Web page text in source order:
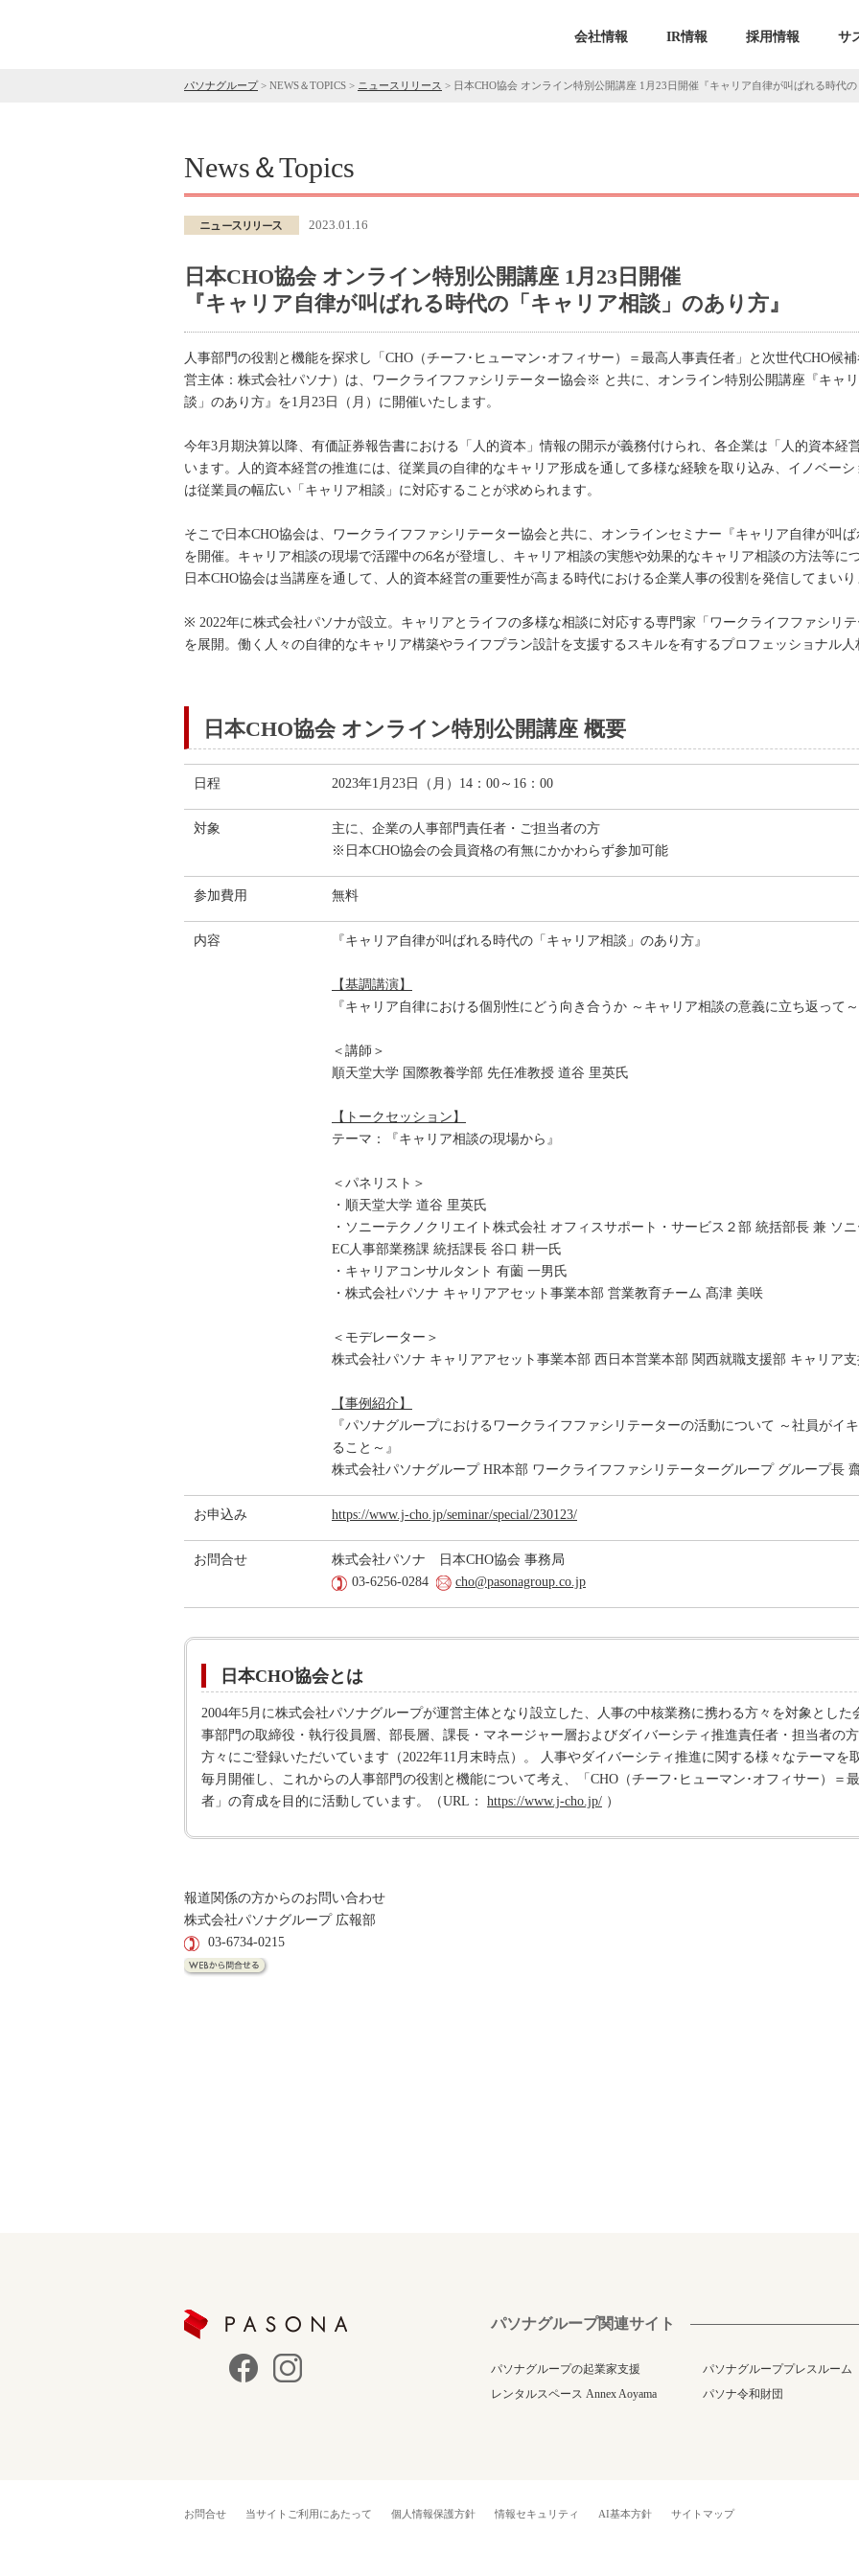
会社情報 IR情報 採用情報 サ
パソナグループ> NEWS＆TOPICS > ニュースリリース > 日本CHO協会 オンライン特別公開講座 1月23日開催『キャリア自律が叫ばれる時代の
News＆Topics
2023.01.16
日本CHO協会 オンライン特別公開講座 1月23日開催
『キャリア自律が叫ばれる時代の「キャリア相談」のあり方』
人事部門の役割と機能を探求し「CHO（チーフ･ヒューマン･オフィサー）＝最高人事責任者」と次世代CHO候
営主体：株式会社パソナ）は、ワークライフファシリテーター協会※ と共に、オンライン特別公開講座『キャ
談」のあり方』を1月23日（月）に開催いたします。
今年3月期決算以降、有価証券報告書における「人的資本」情報の開示が義務付けられ、各企業は「人的資本経
います。人的資本経営の推進には、従業員の自律的なキャリア形成を通して多様な経験を取り込み、イノベー
は従業員の幅広い「キャリア相談」に対応することが求められます。
そこで日本CHO協会は、ワークライフファシリテーター協会と共に、オンラインセミナー『キャリア自律が叫
を開催。キャリア相談の現場で活躍中の6名が登壇し、キャリア相談の実態や効果的なキャリア相談の方法等に
日本CHO協会は当講座を通して、人的資本経営の重要性が高まる時代における企業人事の役割を発信してまいり
※ 2022年に株式会社パソナが設立。キャリアとライフの多様な相談に対応する専門家「ワークライフファシリ
を展開。働く人々の自律的なキャリア構築やライフプラン設計を支援するスキルを有するプロフェッショナル人
日本CHO協会 オンライン特別公開講座 概要
日程 2023年1月23日（月）14：00～16：00
対象
主に、企業の人事部門責任者・ご担当者の方
※日本CHO協会の会員資格の有無にかかわらず参加可能
参加費用 無料
内容 『キャリア自律が叫ばれる時代の「キャリア相談」のあり方』
【基調講演】
『キャリア自律における個別性にどう向き合うか ～キャリア相談の意義に立ち返って～
＜講師＞
順天堂大学 国際教養学部 先任准教授 道谷 里英氏
【トークセッション】
テーマ：『キャリア相談の現場から』
＜パネリスト＞
・順天堂大学 道谷 里英氏
・ソニーテクノクリエイト株式会社 オフィスサポート・サービス２部 統括部長 兼 ソ
EC人事部業務課 統括課長 谷口 耕一氏
・キャリアコンサルタント 有薗 一男氏
・株式会社パソナ キャリアアセット事業本部 営業教育チーム 髙津 美咲
＜モデレーター＞
株式会社パソナ キャリアアセット事業本部 西日本営業本部 関西就職支援部 キャリア
【事例紹介】
『パソナグループにおけるワークライフファシリテーターの活動について ～社員がイ
ること～』
株式会社パソナグループ HR本部 ワークライフファシリテーターグループ グループ長
お申込み https://www.j-cho.jp/seminar/special/230123/
お問合せ
株式会社パソナ 日本CHO協会 事務局
03-6256-0284
cho@pasonagroup.co.jp
日本CHO協会とは
2004年5月に株式会社パソナグループが運営主体となり設立した、人事の中核業務に携わる方々を対象とし
事部門の取締役・執行役員層、部長層、課長・マネージャー層およびダイバーシティ推進責任者・担当者の
方々にご登録いただいています（2022年11月末時点）。 人事やダイバーシティ推進に関する様々なテーマを
毎月開催し、これからの人事部門の役割と機能について考え、「CHO（チーフ･ヒューマン･オフィサー）＝
者」の育成を目的に活動しています。（URL： https://www.j-cho.jp/ ）
報道関係の方からのお問い合わせ
株式会社パソナグループ 広報部
03-6734-0215
パソナグループ関連サイト
パソナグループの起業家支援 パソナグループプレスルーム
レンタルスペース Annex Aoyama
パソナ令和財団
お問合せ 当サイトご利用にあたって 個人情報保護方針 情報セキュリティ AI基本方針 サイトマップ